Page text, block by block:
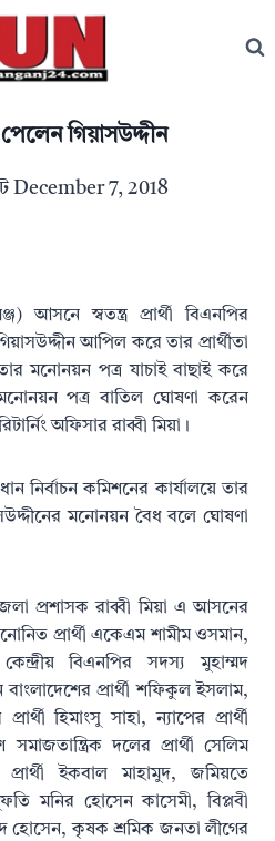
পেলেন গিয়াসউদ্দীন
December 7, 2018
আসনে স্বতন্ত্র প্রার্থী বিএনপির
আপিল করে তার প্রার্থীতা
মনোনয়ন পত্র যাচাই বাছাই করে
পত্র বাতিল ঘোষণা করেন
অফিসার রাব্বী মিয়া।
নির্বাচন কমিশনের কার্যালয়ে তার
মনোনয়ন বৈধ বলে ঘোষণা
প্রশাসক রাব্বী মিয়া এ আসনের
প্রার্থী একেএম শামীম ওসমান,
বিএনপির সদস্য মুহাম্মদ
প্রার্থী শফিকুল ইসলাম,
হিমাংসু সাহা, ন্যাপের প্রার্থী
দলের প্রার্থী সেলিম
প্রার্থী ইকবাল মাহামুদ, জমিয়তে
মনির হোসেন কাসেমী, বিপ্লবী
হোসেন, কৃষক শ্রমিক জনতা লীগের